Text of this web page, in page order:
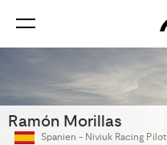
Ramón Morillas
Spanien - Niviuk Racing Pilot